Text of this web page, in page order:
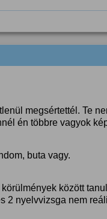
megsértettél. Te
én többre vagyok
buta vagy.
között
2 nyelvvizsga nem